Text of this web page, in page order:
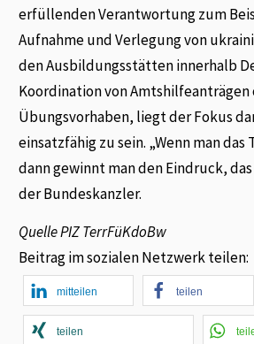
erfüllenden Verantwortung zum
Aufnahme und Verlegung von
den Ausbildungsstätten innerhalb
Koordination von Amtshilfeanträgen
Übungsvorhaben, liegt der Fokus
einsatzfähig zu sein. „Wenn man
dann gewinnt man den Eindruck,
der Bundeskanzler.
QuellePIZ TerrFüKdoBw
Beitrag im sozialen Netzwerk teilen:
mitteilen teilen
teilen